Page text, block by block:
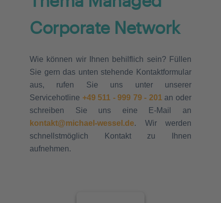
Corporate Network
Wie können wir Ihnen behilflich sein? Füllen
Sie gern das unten stehende Kontaktformular
aus, rufen Sie uns unter unserer
Servicehotline +49 511 - 999 79 - 201 an oder
schreiben Sie uns eine E-Mail an
kontakt@michael-wessel.de. Wir werden
schnellstmöglich Kontakt zu Ihnen
aufnehmen.